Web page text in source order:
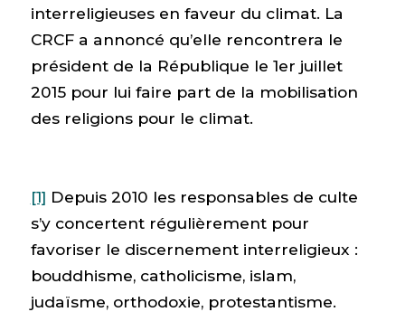
interreligieuses en faveur du climat. La
CRCF a annoncé qu’elle rencontrera le
président de la République le 1er juillet
2015 pour lui faire part de la mobilisation
des religions pour le climat.
[1] Depuis 2010 les responsables de culte
s’y concertent régulièrement pour
favoriser le discernement interreligieux :
bouddhisme, catholicisme, islam,
judaïsme, orthodoxie, protestantisme.